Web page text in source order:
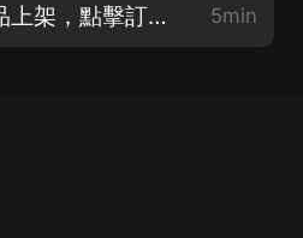
203室凶宅 8【新品上架，點擊訂閱，不漏聽哦】 5min